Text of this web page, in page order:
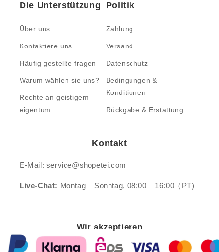
Die Unterstützung
Über uns
Kontaktiere uns
Häufig gestellte fragen
Warum wählen sie uns?
Rechte an geistigem
eigentum
Politik
Zahlung
Versand
Datenschutz
Bedingungen &
Konditionen
Rückgabe & Erstattung
Kontakt
E-Mail: service@shopetei.com
Live-Chat: ​ Montag – Sonntag, 08:00 – 16:00（PT)
Wir akzeptieren